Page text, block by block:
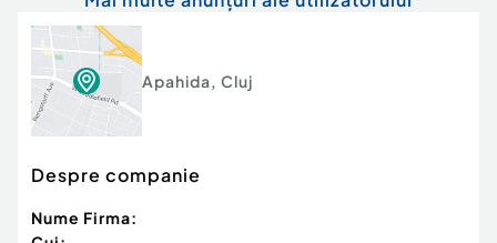
Apahida, Cluj
Despre companie
Nume Firma: